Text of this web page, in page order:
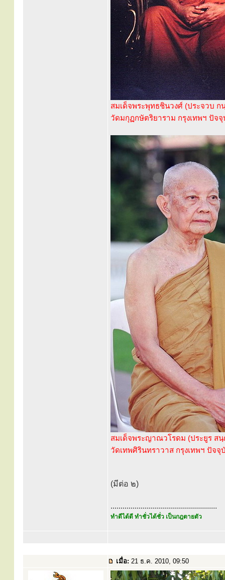
สมเด็จพระพุทธชินวงศ์ (ประจวบ ก
วัดมกุฏกษัตริยาราม กรุงเทพฯ ปัจ
สมเด็จพระญาณวโรดม (ประยูร สนฺ
วัดเทพศิรินทราวาส กรุงเทพฯ ปัจ
(มีต่อ ๒)
.....................................................
ทำดีได้ดี ทำชั่วได้ชั่ว เป็นกฎตายตัว
เมื่อ: 21 ธ.ค. 2010, 09:50